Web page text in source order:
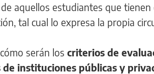
aquellos estudiantes que tienen
tal cual lo expresa la propia
serán los criterios de
de instituciones públicas y